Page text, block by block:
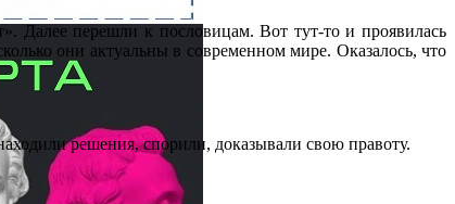
Далее перешли к пословицам. Вот тут-то и проявилась
они актуальны в современном мире. Оказалось, что
решения, спорили, доказывали свою правоту.